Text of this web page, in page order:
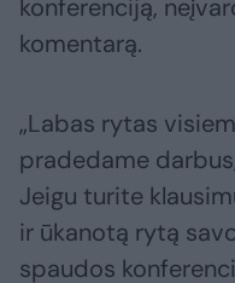
konferenciją,
komentarą.
„Labas rytas
pradedame
Jeigu turite
ir ūkanotą rytą
spaudos